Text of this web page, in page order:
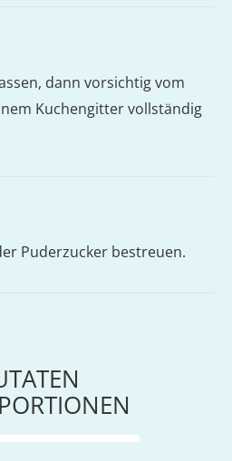
dann vorsichtig vom
Kuchengitter vollständig
Puderzucker bestreuen.
PORTIONEN